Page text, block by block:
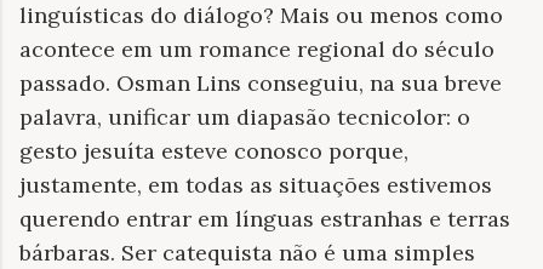
linguísticas do diálogo? Mais ou menos como
acontece em um romance regional do século
passado. Osman Lins conseguiu, na sua breve
palavra, unificar um diapasão tecnicolor: o
gesto jesuíta esteve conosco porque,
justamente, em todas as situações estivemos
querendo entrar em línguas estranhas e terras
bárbaras. Ser catequista não é uma simples